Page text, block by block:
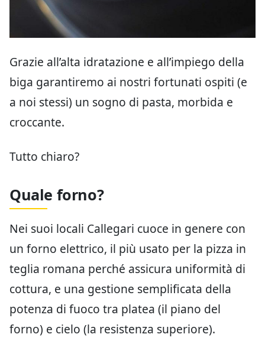
Grazie all’alta idratazione e all’impiego della
biga garantiremo ai nostri fortunati ospiti (e
a noi stessi) un sogno di pasta, morbida e
croccante.
Tutto chiaro?
Quale forno?
Nei suoi locali Callegari cuoce in genere con
un forno elettrico, il più usato per la pizza in
teglia romana perché assicura uniformità di
cottura, e una gestione semplificata della
potenza di fuoco tra platea (il piano del
forno) e cielo (la resistenza superiore).